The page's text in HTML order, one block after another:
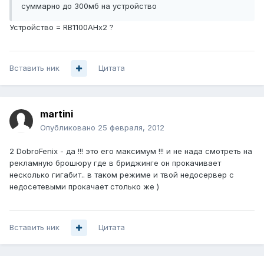
суммарно до 300мб на устройство
Устройство = RB1100AHx2 ?
Вставить ник Цитата
martini
Опубликовано 25 февраля, 2012
2 DobroFenix - да !!! это его максимум !!! и не нада смотреть на
рекламную брошюру где в бриджинге он прокачивает
несколько гигабит.. в таком режиме и твой недосервер с
недосетевыми прокачает столько же )
Вставить ник Цитата